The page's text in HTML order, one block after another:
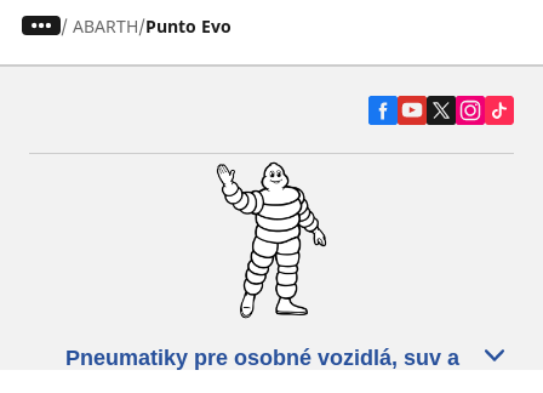
/ ABARTH Punto Evo
Pneumatiky pre osobné vozidlá, suv a